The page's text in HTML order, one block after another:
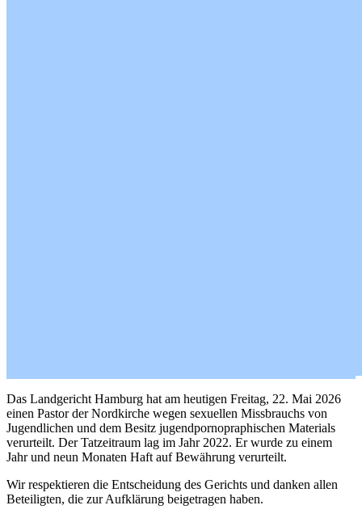
Das Landgericht Hamburg hat am heutigen Freitag, 22. Mai 2026
einen Pastor der Nordkirche wegen sexuellen Missbrauchs von
Jugendlichen und dem Besitz jugendpornopraphischen Materials
verurteilt. Der Tatzeitraum lag im Jahr 2022. Er wurde zu einem
Jahr und neun Monaten Haft auf Bewährung verurteilt.
Wir respektieren die Entscheidung des Gerichts und danken allen
Beteiligten, die zur Aufklärung beigetragen haben.